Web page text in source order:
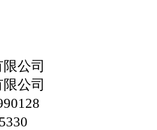
公司
公司